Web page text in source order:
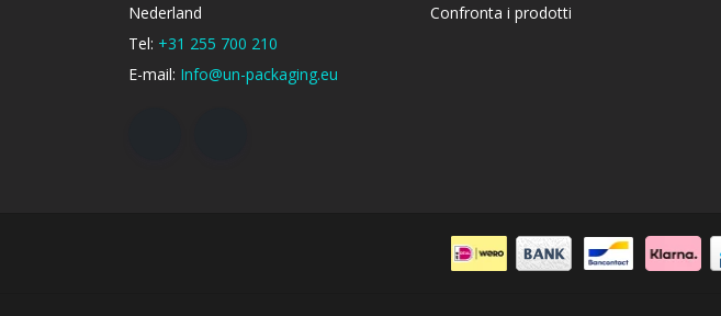
Nederland
Tel: +31 255 700 210
E-mail: Info@un-packaging.eu
Confronta i prodotti